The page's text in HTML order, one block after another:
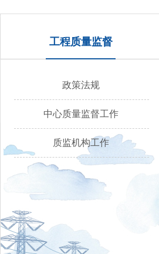
工程质量监督
政策法规
中心质量监督工作
质监机构工作